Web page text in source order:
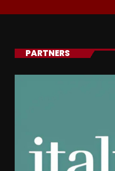
PARTNERS